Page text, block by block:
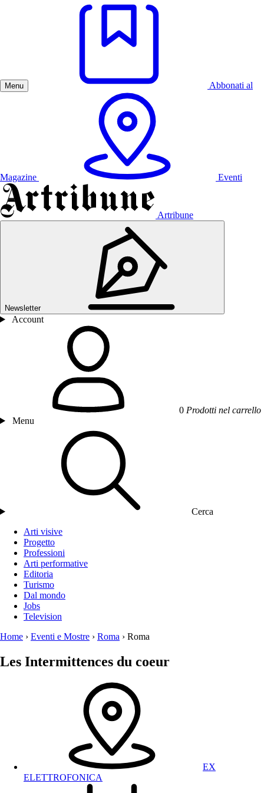
Menu Abbonati al
Magazine Eventi
Artribune
Newsletter
Account
0 Prodotti nel carrello
Menu
Cerca
Arti visive
Progetto
Professioni
Arti performative
Editoria
Turismo
Dal mondo
Jobs
Television
Home › Eventi e Mostre › Roma › Roma
Les Intermittences du coeur
EX
ELETTROFONICA